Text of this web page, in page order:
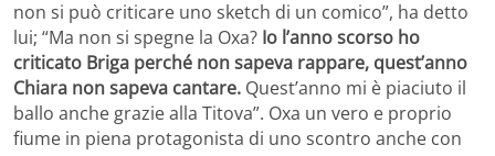
non si può criticare uno sketch di un comico”, ha detto
lui; “Ma non si spegne la Oxa? Io l’anno scorso ho
criticato Briga perché non sapeva rappare, quest’anno
Chiara non sapeva cantare. Quest’anno mi è piaciuto il
ballo anche grazie alla Titova”. Oxa un vero e proprio
fiume in piena protagonista di uno scontro anche con